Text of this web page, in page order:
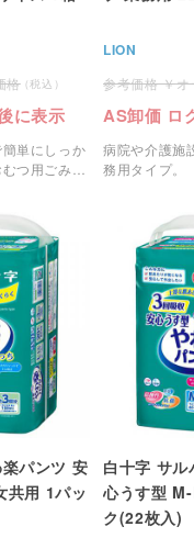
格
に表示
単にしっか
つ用ごみ袋
LION
オ
AS卸価 ロ
病院や介護施
務用タイプ。
パンツ 安
共用 1パッ
白十字 サ
心うす型
ク(22枚入)